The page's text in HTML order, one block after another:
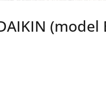
(model